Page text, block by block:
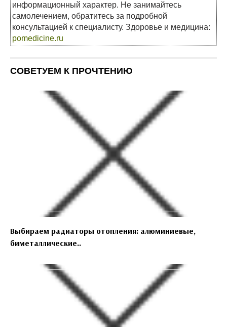
информационный характер. Не занимайтесь
самолечением, обратитесь за подробной
консультацией к специалисту. Здоровье и медицина:
pomedicine.ru
СОВЕТУЕМ К ПРОЧТЕНИЮ
Выбираем радиаторы отопления: алюминиевые,
биметаллические..